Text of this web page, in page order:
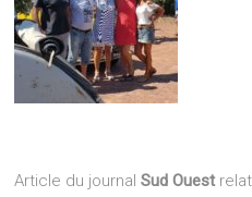
Article du journalSud Ouest